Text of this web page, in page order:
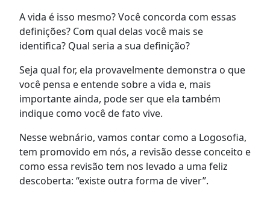
A vida é isso mesmo? Você concorda com essas
definições? Com qual delas você mais se
identifica? Qual seria a sua definição?
Seja qual for, ela provavelmente demonstra o que
você pensa e entende sobre a vida e, mais
importante ainda, pode ser que ela também
indique como você de fato vive.
Nesse webnário, vamos contar como a Logosofia,
tem promovido em nós, a revisão desse conceito e
como essa revisão tem nos levado a uma feliz
descoberta: “existe outra forma de viver”.